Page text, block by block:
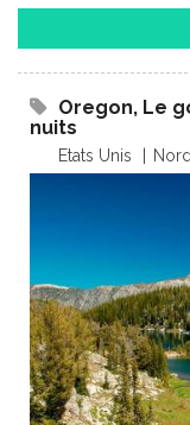
Oregon, Le
nuits
Etats Unis